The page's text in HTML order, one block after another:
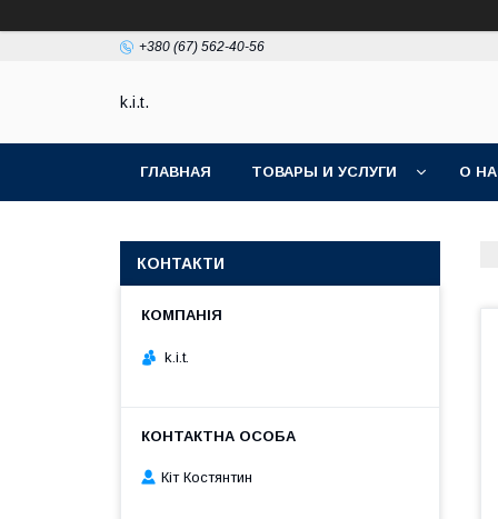
+380 (67) 562-40-56
k.i.t.
ГЛАВНАЯ ТОВАРЫ И УСЛУГИ О
КОНТАКТИ
k.i.t.
Кіт Костянтин